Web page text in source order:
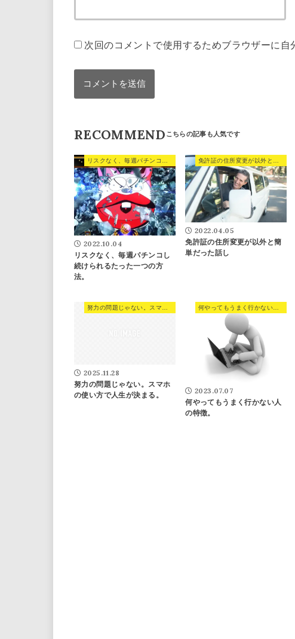
次回のコメントで使用するためブラウザーに自
RECOMMEND
2022.10.04
リスクなく、毎週パチンコし
続けられるたった一つの方
法。
2022.04.05
免許証の住所変更が以外と簡
単だった話し
2025.11.28
努力の問題じゃない。スマホ
の使い方で人生が決まる。
2023.07.07
何やってもうまく行かない人
の特徴。